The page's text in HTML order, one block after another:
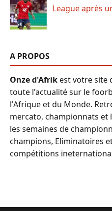
League après
A PROPOS
Onze d'Afrikest votre site
toute l'actualité sur le
l'Afrique et du Monde.
mercato, championnats et
les semaines de
champions, Eliminatoires
compétitions